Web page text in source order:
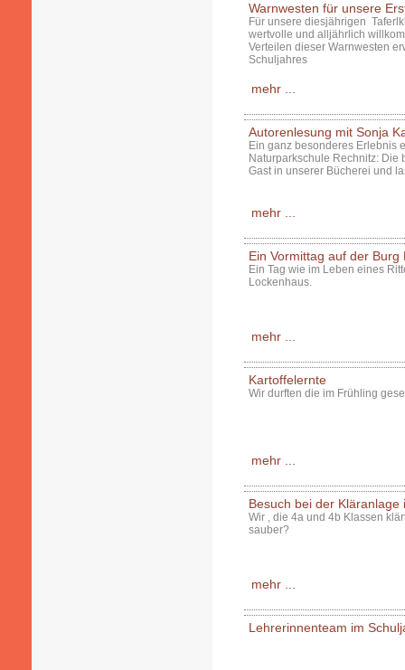
Warnwesten für unsere
Für unsere diesjährigen
wertvolle und alljährlich
Verteilen dieser Warnwesten
Schuljahres
mehr ...
Autorenlesung mit Sonja
Ein ganz besonderes Erlebnis
Naturparkschule Rechnitz:
Gast in unserer Bücherei und
mehr ...
Ein Vormittag auf der Burg
Ein Tag wie im Leben eines
Lockenhaus.
mehr ...
Kartoffelernte
Wir durften die im Frühling
mehr ...
Besuch bei der Kläranlage
Wir , die 4a und 4b Klassen
sauber?
mehr ...
Lehrerinnenteam im